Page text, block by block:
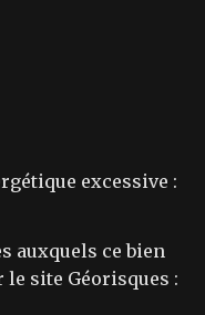
excessive :
auxquels ce bien
site Géorisques :